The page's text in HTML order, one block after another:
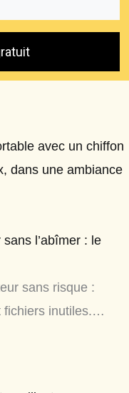
l’abîmer : le
sans risque :
fichiers inutiles.…